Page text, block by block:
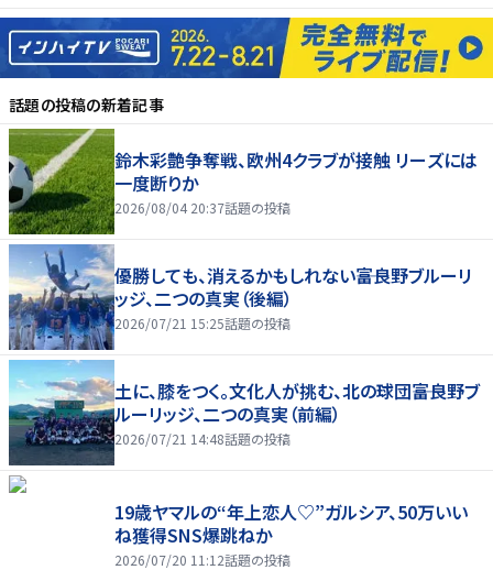
話題の投稿の新着記事
鈴木彩艶争奪戦、欧州4クラブが接触 リーズには
一度断りか
2026/08/04 20:37話題の投稿
優勝しても、消えるかもしれない――富良野ブルーリ
ッジ、二つの真実（後編）
2026/07/21 15:25話題の投稿
土に、膝をつく。文化人が挑む、北の球団――富良野ブ
ルーリッジ、二つの真実（前編）
2026/07/21 14:48話題の投稿
19歳ヤマルの“年上恋人♡”ガルシア、50万いい
ね獲得SNS爆跳ねか
2026/07/20 11:12話題の投稿